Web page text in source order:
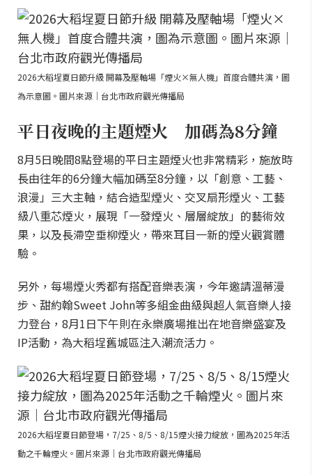
2026大稻埕夏日節升級 開幕及壓軸場「煙火×無人機」首度合體共演，圖
為示意圖。圖片來源｜台北市政府觀光傳播局
平日夜晚的主題煙火 加碼為8分鐘
8月5日晚間8點登場的平日主題煙火也非常精彩，施放時
長由往年的6分鐘大幅加碼至8分鐘，以「創意、工藝、
浪漫」三大主軸，結合造型煙火、交叉扇形煙火、工藝
級八重芯煙火，展現「一發煙火、層層綻放」的藝術效
果，以及長滯空垂柳煙火，帶來耳目一新的煙火觀賞體
驗。
另外，每場煙火秀都有搭配音樂表演，今年邀請溫蒂漫
步、甜約翰Sweet John等多組金曲級與超人氣音樂人接
力登台，8月1日下午則在永樂廣場推出在地音樂盛宴及
IP活動，為大稻埕舊城區注入潮流活力。
2026大稻埕夏日節登場，7/25、8/5、8/15煙火接力綻放，圖為2025年活
動之千輪煙火。圖片來源｜台北市政府觀光傳播局